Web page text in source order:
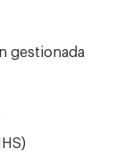
gestionada